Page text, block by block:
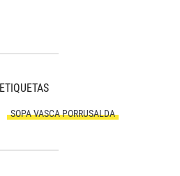
ETIQUETAS
SOPA VASCA PORRUSALDA